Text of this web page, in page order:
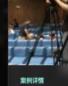
案例详情